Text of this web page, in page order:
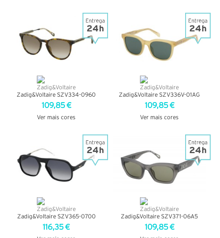
Zadig&Voltaire SZV334-0960
109,85 €
Ver mais cores
Zadig&Voltaire SZV336V-01AG
109,85 €
Ver mais cores
Zadig&Voltaire SZV365-0700
116,35 €
Zadig&Voltaire SZV371-06A5
109,85 €